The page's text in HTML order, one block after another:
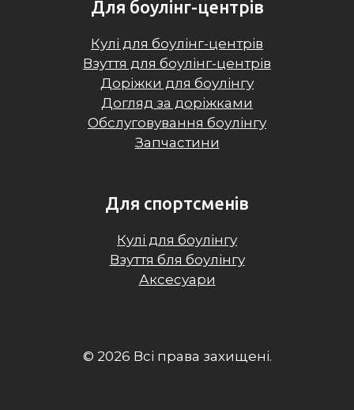
Для боулінг-центрів
Кулі для боулінг-центрів
Взуття для боулінг-центрів
Доріжки для боулінгу
Догляд за доріжками
Обслуговування боулінгу
Запчастини
Для спортсменів
Кулі для боулінгу
Взуття бля боулінгу
Аксесуари
© 2026 Всі права захищені.